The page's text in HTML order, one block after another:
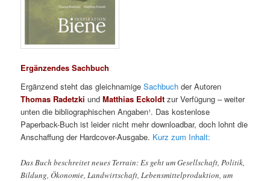
Ergänzendes Sachbuch
Ergänzend steht das gleichnamigeSachbuch der Autoren
Thomas Radetzki undMatthias Eckoldt zur Verfügung – weiter
unten die bibliographischen Angaben¹. Das kostenlose
Paperback-Buch ist leider nicht mehr downloadbar, doch lohnt die
Anschaffung der Hardcover-Ausgabe. Kurz zum Inhalt:
Das Buch beschreitet neues Terrain: Es geht um Gesellschaft, Politik,
Bildung, Ökonomie, Landwirtschaft, Lebensmittelproduktion, um